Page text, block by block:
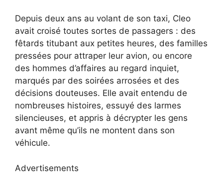
Depuis deux ans au volant de son taxi, Cleo
avait croisé toutes sortes de passagers : des
fêtards titubant aux petites heures, des familles
pressées pour attraper leur avion, ou encore
des hommes d’affaires au regard inquiet,
marqués par des soirées arrosées et des
décisions douteuses. Elle avait entendu de
nombreuses histoires, essuyé des larmes
silencieuses, et appris à décrypter les gens
avant même qu’ils ne montent dans son
véhicule.
Advertisements